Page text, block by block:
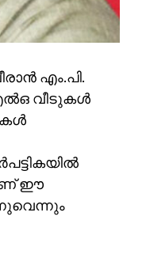
എം.പി.
വീടുകള്‍
ഈ